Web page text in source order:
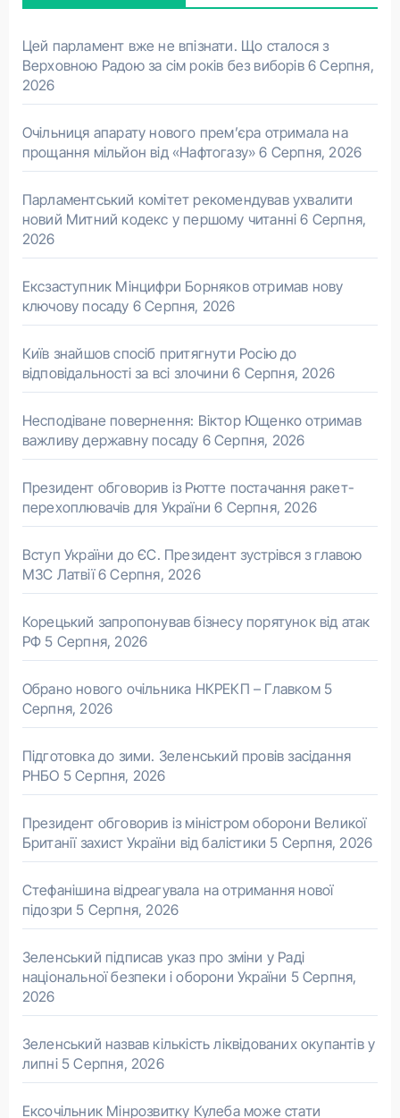
Цей парламент вже не впізнати. Що сталося з
Верховною Радою за сім років без виборів 6 Серпня,
2026
Очільниця апарату нового прем’єра отримала на
прощання мільйон від «Нафтогазу» 6 Серпня, 2026
Парламентський комітет рекомендував ухвалити
новий Митний кодекс у першому читанні 6 Серпня,
2026
Ексзаступник Мінцифри Борняков отримав нову
ключову посаду 6 Серпня, 2026
Київ знайшов спосіб притягнути Росію до
відповідальності за всі злочини 6 Серпня, 2026
Несподіване повернення: Віктор Ющенко отримав
важливу державну посаду 6 Серпня, 2026
Президент обговорив із Рютте постачання ракет-
перехоплювачів для України 6 Серпня, 2026
Вступ України до ЄС. Президент зустрівся з главою
МЗС Латвії 6 Серпня, 2026
Корецький запропонував бізнесу порятунок від атак
РФ 5 Серпня, 2026
Обрано нового очільника НКРЕКП – Главком 5
Серпня, 2026
Підготовка до зими. Зеленський провів засідання
РНБО 5 Серпня, 2026
Президент обговорив із міністром оборони Великої
Британії захист України від балістики 5 Серпня, 2026
Стефанішина відреагувала на отримання нової
підозри 5 Серпня, 2026
Зеленський підписав указ про зміни у Раді
національної безпеки і оборони України 5 Серпня,
2026
Зеленський назвав кількість ліквідованих окупантів у
липні 5 Серпня, 2026
Ексочільник Мінрозвитку Кулеба може стати